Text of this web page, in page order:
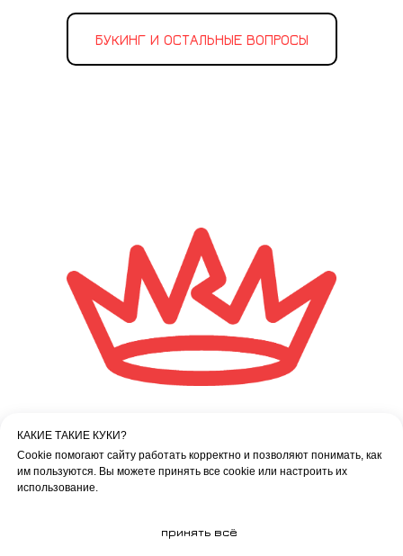
БУКИНГ И ОСТАЛЬНЫЕ ВОПРОСЫ
МИСТЕР МАЛОЙ ПРОДОЛЖАЕТ
РАССКАЗ...
КАКИЕ ТАКИЕ КУКИ?
Cookie помогают сайту работать корректно и позволяют понимать, как
им пользуются. Вы можете принять все cookie или настроить их
использование.
принять всё